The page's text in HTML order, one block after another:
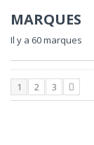
MARQUES
Il y a 60 marques
1 2 3